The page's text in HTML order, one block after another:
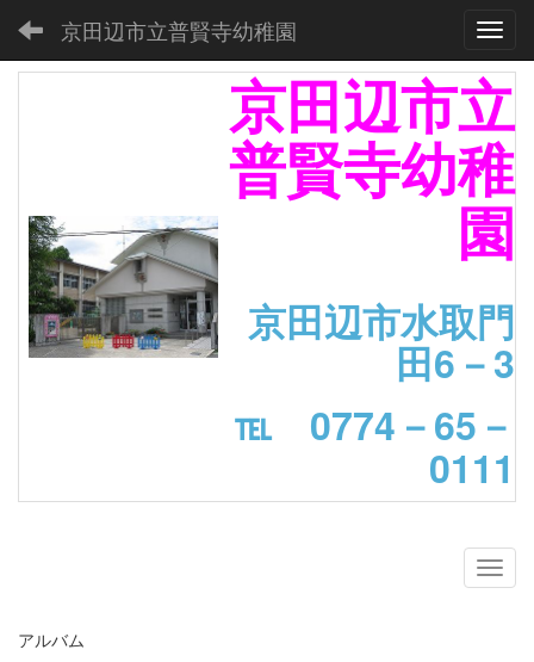
京田辺市立普賢寺幼稚園
京田辺市立
普賢寺幼稚
園
京田辺市水取門
田6－3
℡ 0774－65－
0111
アルバム